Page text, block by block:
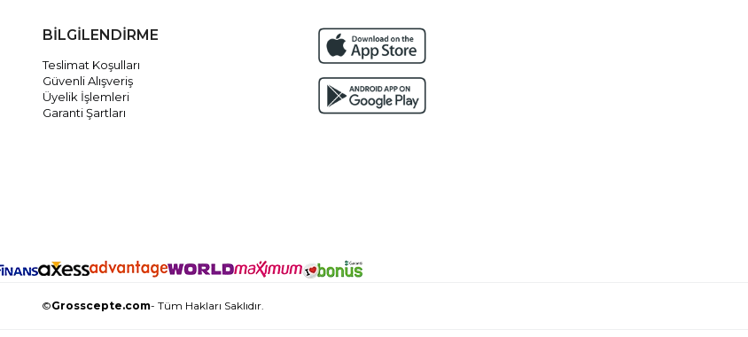
BİLGİLENDİRME
Teslimat Koşulları
Güvenli Alışveriş
Üyelik İşlemleri
Garanti Şartları
©Grosscepte.com- Tüm Hakları Saklıdır.